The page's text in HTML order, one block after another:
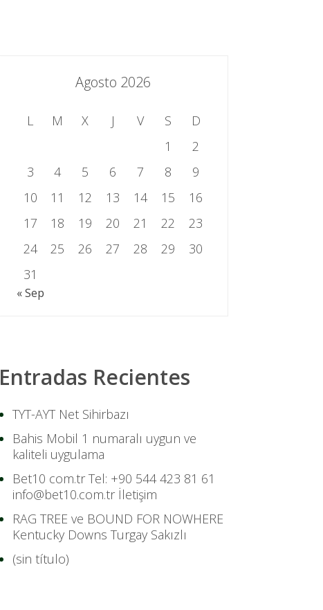
Agosto 2026
L M X J V S
D
1
2
3
4 5 6 7 8
9
10
11 12 13 14 15
16
17
18 19 20 21 22
23
24
25 26 27 28 29
30
31
« Sep
Entradas Recientes
TYT-AYT Net Sihirbazı
Bahis Mobil 1 numaralı uygun ve
kaliteli uygulama
Bet10 com.tr Tel: +90 544 423 81 61
info@bet10.com.tr İletişim
RAG TREE ve BOUND FOR NOWHERE
Kentucky Downs Turgay Sakızlı
(sin título)